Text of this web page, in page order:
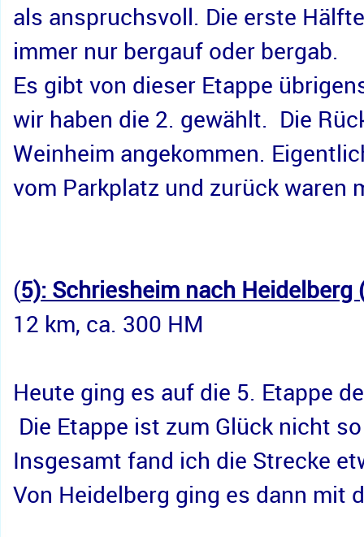
als anspruchsvoll. Die erste
immer nur bergauf oder bergab.
Es gibt von dieser Etappe
wir haben die 2. gewählt.  Die
Weinheim angekommen.
vom Parkplatz und zurück waren
(5): Schriesheim nach Heidelberg
12 km, ca. 300 HM
Heute ging es auf die 5. Etappe
Die Etappe ist zum Glück nicht
Insgesamt fand ich die Strecke
Von Heidelberg ging es dann mit